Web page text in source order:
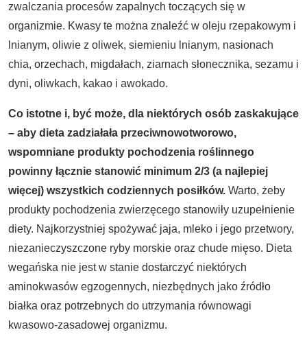
zwalczania procesów zapalnych toczących się w
organizmie. Kwasy te można znaleźć w oleju rzepakowym i
lnianym, oliwie z oliwek, siemieniu lnianym, nasionach
chia, orzechach, migdałach, ziarnach słonecznika, sezamu i
dyni, oliwkach, kakao i awokado.
Co istotne i, być może, dla niektórych osób zaskakujące
– aby dieta zadziałała przeciwnowotworowo,
wspomniane produkty pochodzenia roślinnego
powinny łącznie stanowić minimum 2/3 (a najlepiej
więcej) wszystkich codziennych posiłków. Warto, żeby
produkty pochodzenia zwierzęcego stanowiły uzupełnienie
diety. Najkorzystniej spożywać jaja, mleko i jego przetwory,
niezanieczyszczone ryby morskie oraz chude mięso. Dieta
wegańska nie jest w stanie dostarczyć niektórych
aminokwasów egzogennych, niezbędnych jako źródło
białka oraz potrzebnych do utrzymania równowagi
kwasowo-zasadowej organizmu.